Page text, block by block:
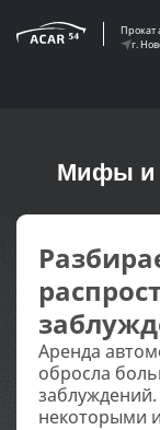
Прокат
г.
Мифы и
Аренда
обросла
некоторыми